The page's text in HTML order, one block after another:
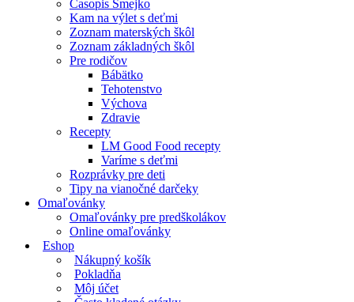
Časopis Smejko
Kam na výlet s deťmi
Zoznam materských škôl
Zoznam základných škôl
Pre rodičov
Bábätko
Tehotenstvo
Výchova
Zdravie
Recepty
LM Good Food recepty
Varíme s deťmi
Rozprávky pre deti
Tipy na vianočné darčeky
Omaľovánky
Omaľovánky pre predškolákov
Online omaľovánky
Eshop
Nákupný košík
Pokladňa
Môj účet